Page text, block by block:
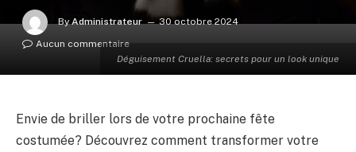
Déguisement Cruella: secrets pour un look unique
By Administrateur
30 octobre 2024
Aucun commentaire
Envie de briller lors de votre prochaine fête
costumée? Découvrez comment transformer votre